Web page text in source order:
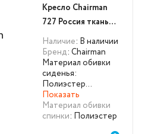
Кресло Chairman
727 Россия ткань
OS-01 черная
(CH7122795)
Наличие: В наличии
Бренд: Chairman
Материал обивки
сиденья:
Полиэстер…
Показать
Материал обивки
спинки: Полиэстер